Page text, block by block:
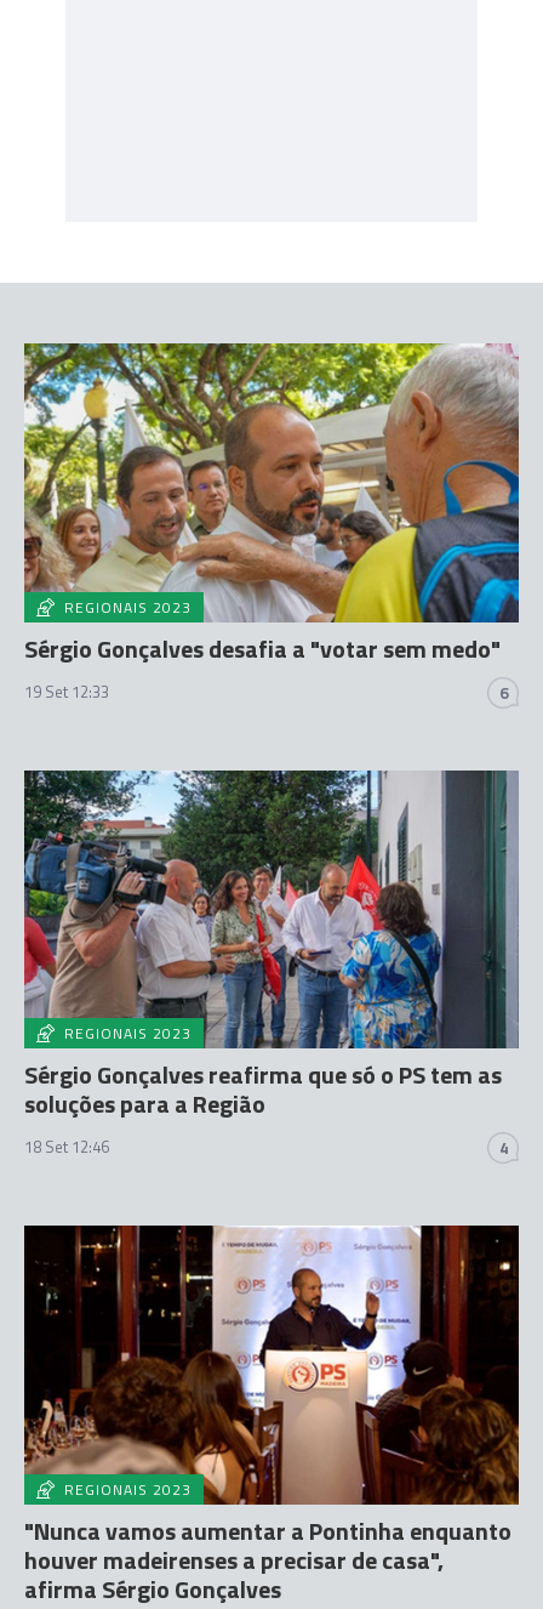
REGIONAIS 2023
Sérgio Gonçalves desafia a "votar sem medo"
19 Set 12:33 6
REGIONAIS 2023
Sérgio Gonçalves reafirma que só o PS tem as
soluções para a Região
18 Set 12:46 4
REGIONAIS 2023
"Nunca vamos aumentar a Pontinha enquanto
houver madeirenses a precisar de casa",
afirma Sérgio Gonçalves